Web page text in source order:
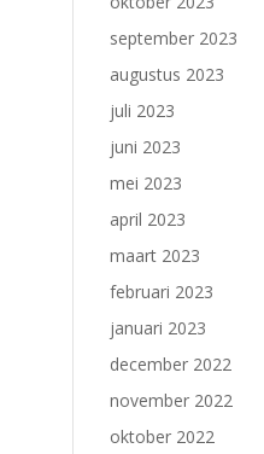
september 2023
augustus 2023
juli 2023
juni 2023
mei 2023
april 2023
maart 2023
februari 2023
januari 2023
december 2022
november 2022
oktober 2022